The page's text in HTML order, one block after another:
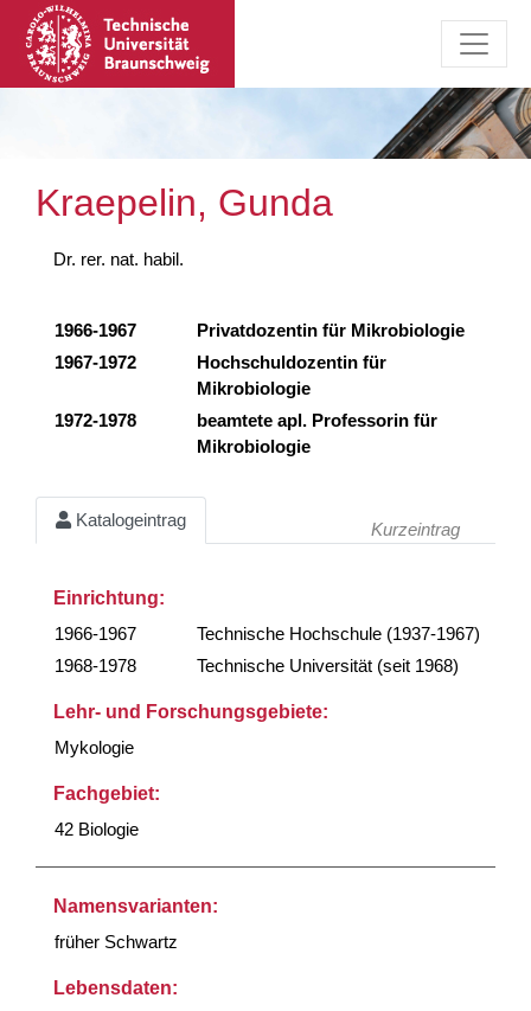
Kraepelin, Gunda
Dr. rer. nat. habil.
1966-1967
Privatdozentin für Mikrobiologie
1967-1972
Hochschuldozentin für
Mikrobiologie
1972-1978
beamtete apl. Professorin für
Mikrobiologie
Katalogeintrag Kurzeintrag
Einrichtung:
1966-1967
Technische Hochschule (1937-1967)
1968-1978
Technische Universität (seit 1968)
Lehr- und Forschungsgebiete:
Mykologie
Fachgebiet:
42 Biologie
Namensvarianten:
früher Schwartz
Lebensdaten: